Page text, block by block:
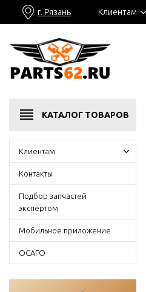
г. Рязань Клиентам
КАТАЛОГ ТОВАРОВ
Клиентам
Контакты
Подбор запчастей
экспертом
Мобильное приложение
ОСАГО